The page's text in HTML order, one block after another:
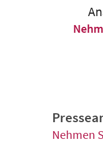
Nehmen